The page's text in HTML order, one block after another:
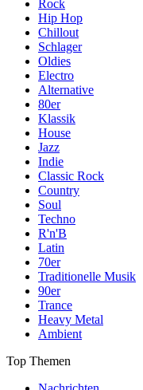
Rock
Hip Hop
Chillout
Schlager
Oldies
Electro
Alternative
80er
Klassik
House
Jazz
Indie
Classic Rock
Country
Soul
Techno
R'n'B
Latin
70er
Traditionelle Musik
90er
Trance
Heavy Metal
Ambient
Top Themen